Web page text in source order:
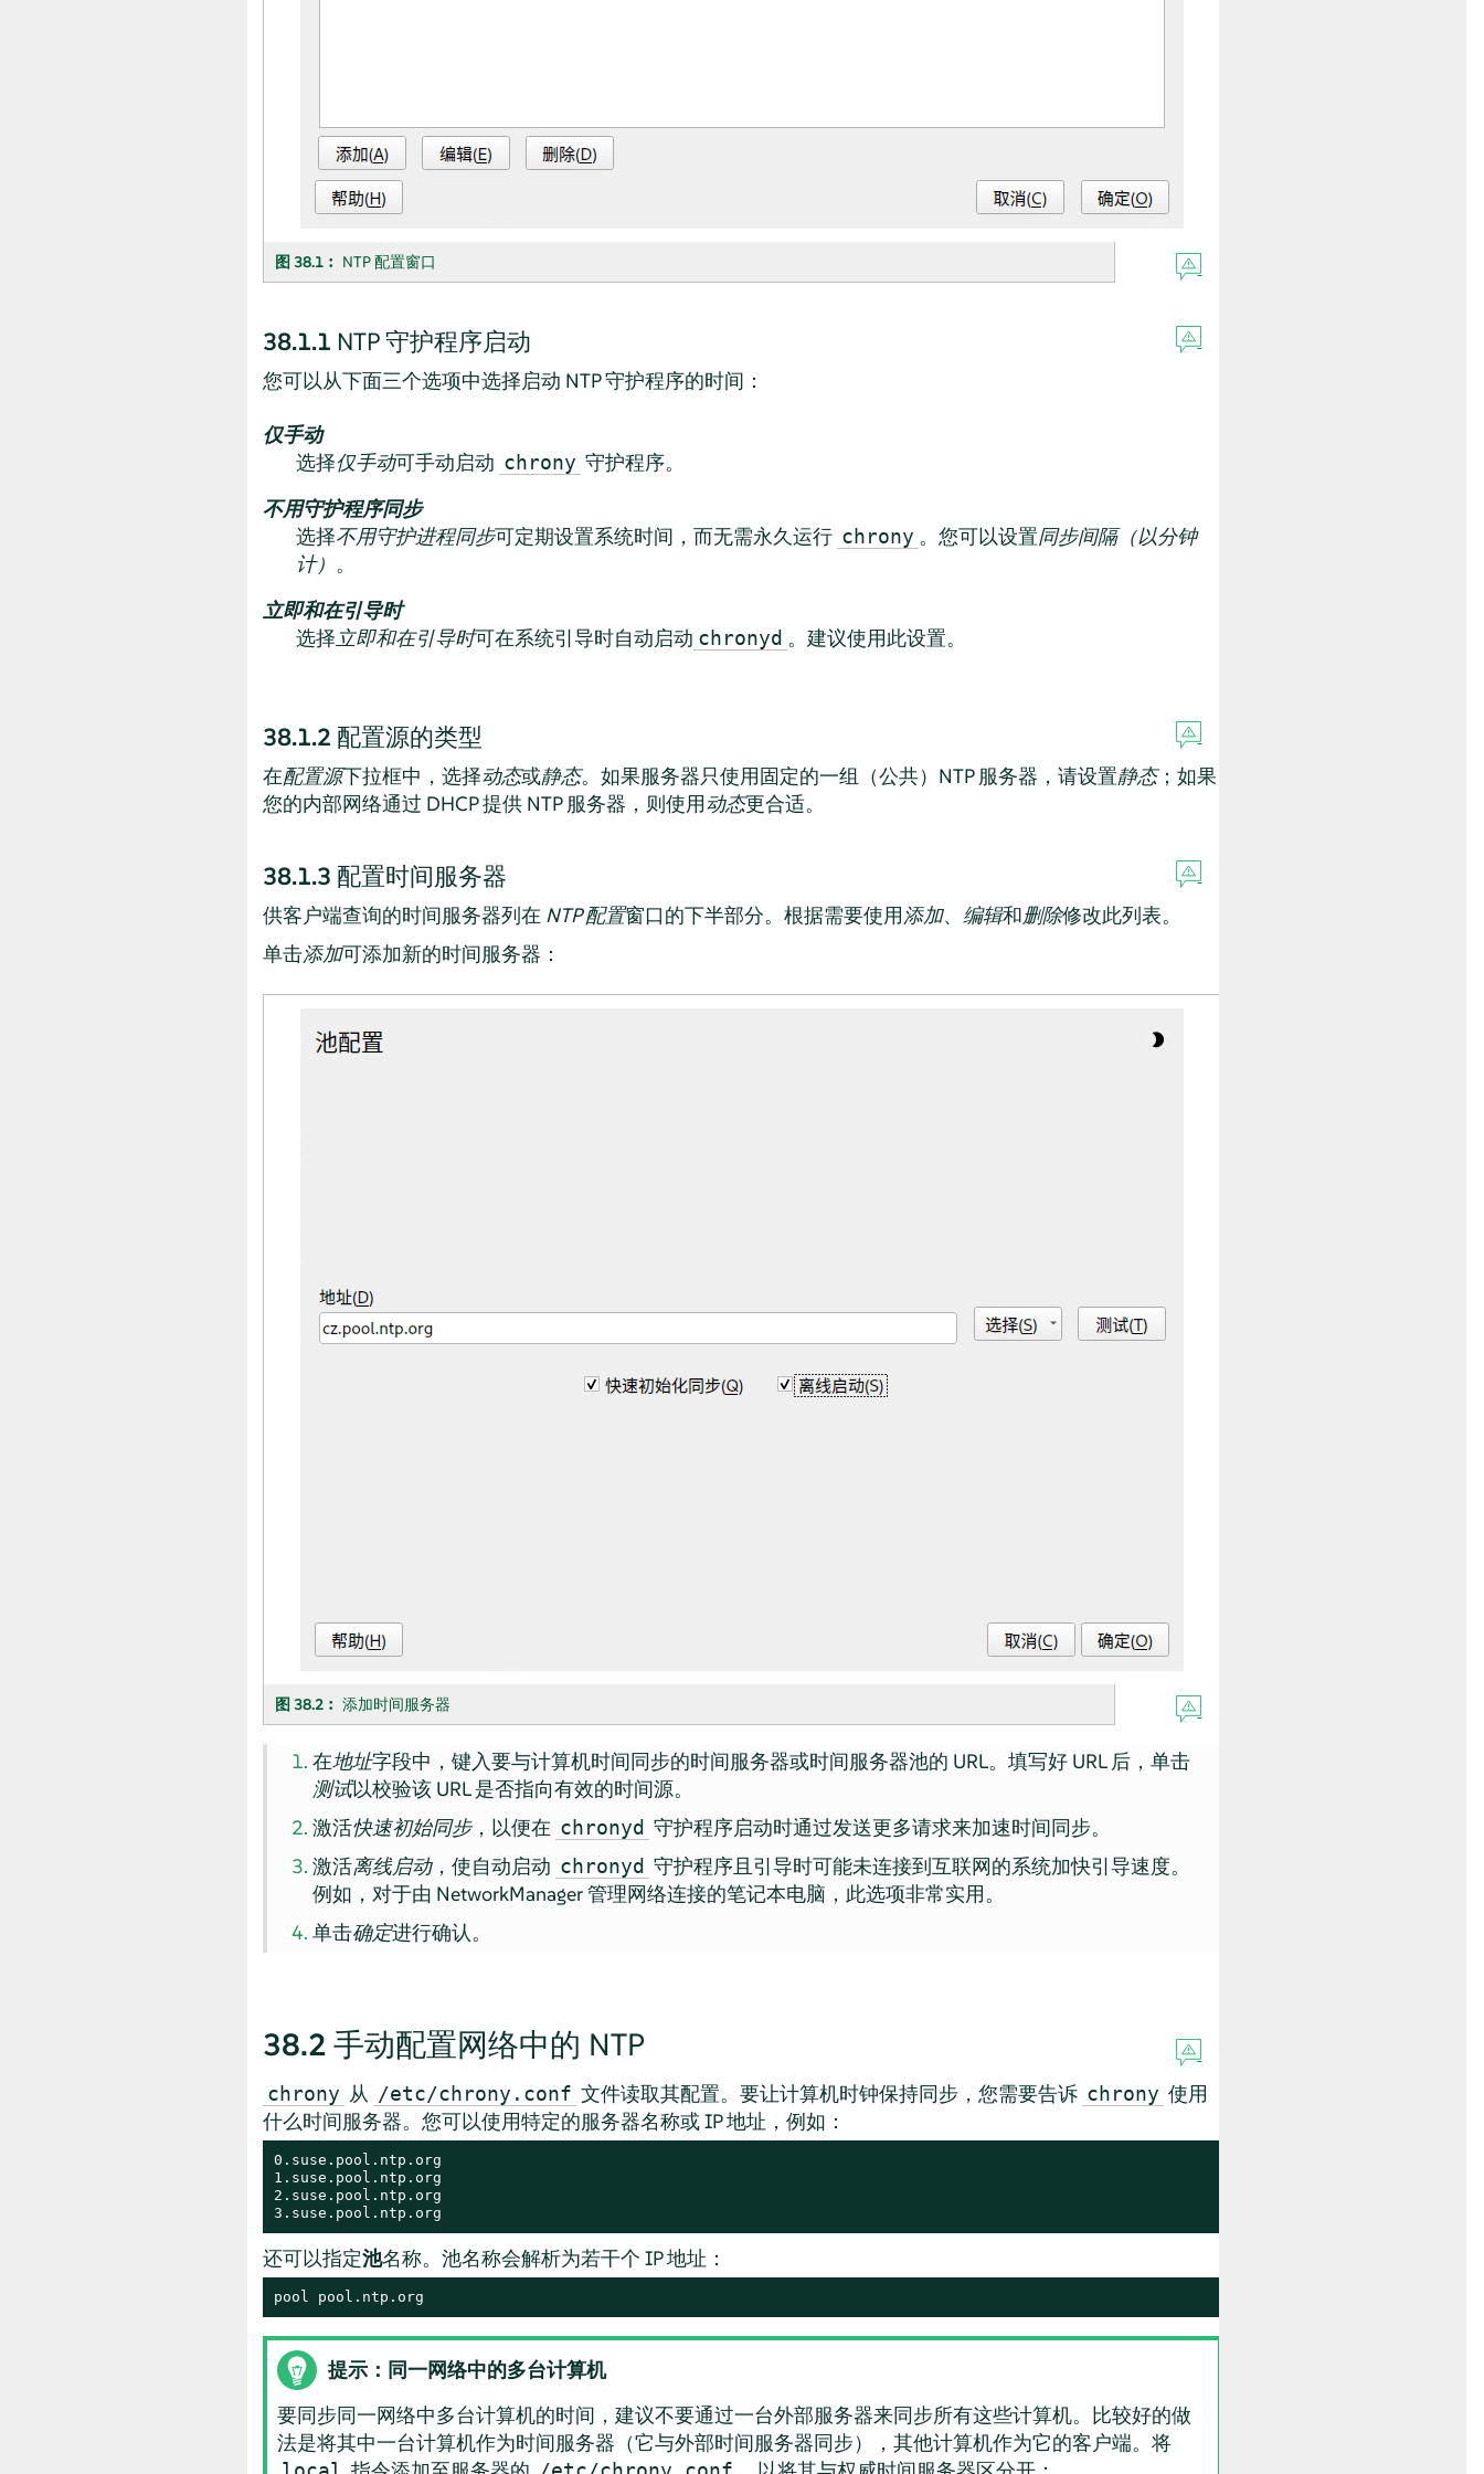
图 38.1︰ NTP 配置窗口
38.1.1 NTP 守护程序启动
您可以从下面三个选项中选择启动 NTP 守护程序的时间：
仅手动
选择仅手动可手动启动 chrony 守护程序。
不用守护程序同步
选择不用守护进程同步可定期设置系统时间，而无需永久运行 chrony 。您可以设置同步间隔（以分钟
计） 。
立即和在引导时
选择立即和在引导时可在系统引导时自动启动 chronyd 。建议使用此设置。
38.1.2 配置源的类型
在配置源下拉框中，选择动态或静态。如果服务器只使用固定的一组（公共）NTP 服务器，请设置静态；如果
您的内部网络通过 DHCP 提供 NTP 服务器，则使用动态更合适。
38.1.3 配置时间服务器
供客户端查询的时间服务器列在 NTP 配置窗口的下半部分。根据需要使用添加、 编辑和删除修改此列表。
单击添加可添加新的时间服务器：
图 38.2︰ 添加时间服务器
在地址字段中，键入要与计算机时间同步的时间服务器或时间服务器池的 URL。填写好 URL 后，单击
测试以校验该 URL 是否指向有效的时间源。
激活快速初始同步，以便在 chronyd 守护程序启动时通过发送更多请求来加速时间同步。
激活离线启动，使自动启动 chronyd 守护程序且引导时可能未连接到互联网的系统加快引导速度。
例如，对于由 NetworkManager 管理网络连接的笔记本电脑，此选项非常实用。
单击确定进行确认。
38.2 手动配置网络中的 NTP
chrony 从 /etc/chrony.conf 文件读取其配置。要让计算机时钟保持同步，您需要告诉 chrony 使用
什么时间服务器。您可以使用特定的服务器名称或 IP 地址，例如：
0.suse.pool.ntp.org
1.suse.pool.ntp.org
2.suse.pool.ntp.org
3.suse.pool.ntp.org
还可以指定池名称。池名称会解析为若干个 IP 地址：
pool pool.ntp.org
提示：同一网络中的多台计算机
要同步同一网络中多台计算机的时间，建议不要通过一台外部服务器来同步所有这些计算机。比较好的做
法是将其中一台计算机作为时间服务器（它与外部时间服务器同步），其他计算机作为它的客户端。将